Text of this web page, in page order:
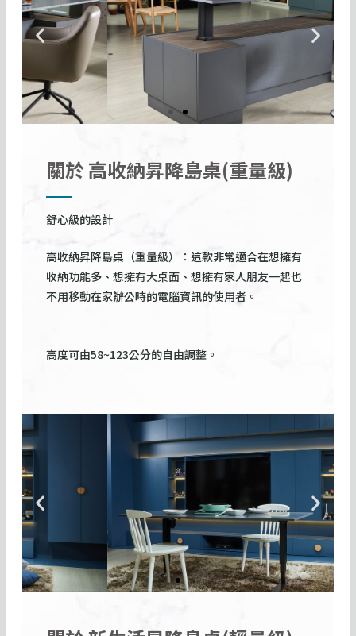
關於 高收納昇降島桌(重量級)
舒心級的設計
高收納昇降島桌（重量級）：這款非常適合在想擁有
收納功能多、想擁有大桌面、想擁有家人朋友一起也
不用移動在家辦公時的電腦資訊的使用者。
高度可由58~123公分的自由調整。
P
r
e
v
i
o
N
x
t
s
l
P
r
e
v
i
o
N
e
x
t
s
l